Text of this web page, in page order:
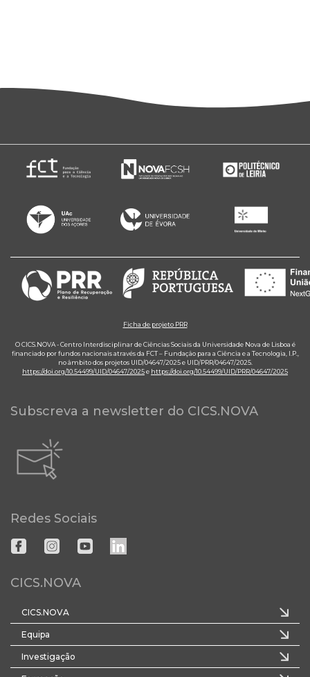
Ficha de projeto PRR
O CICS.NOVA - Centro Interdisciplinar de Ciências Sociais da Universidade Nova de Lisboa é
financiado por fundos nacionais através da FCT – Fundação para a Ciência e a Tecnologia, I.P.,
no âmbito dos projetos UID/04647/2025 e UID/PRR/04647/2025.
https://doi.org/10.54499/UID/04647/2025e https://doi.org/10.54499/UID/PRR/04647/2025
Subscreva a newsletter do CICS.NOVA
Redes Sociais
CICS.NOVA
CICS.NOVA
Equipa
Investigação